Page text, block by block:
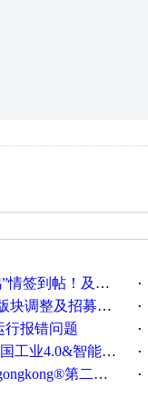
时更新在线研讨会预告 ·
整及招募版主公告
·
行报错问题
·
能制造高级培训班通知！
·
智造工程师节正式起航！
·